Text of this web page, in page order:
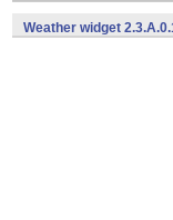
Weather widget